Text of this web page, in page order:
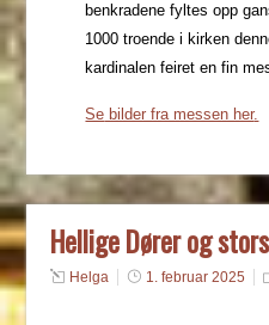
benkradene fyltes opp
1000 troende i kirken
kardinalen feiret en fin
Se bilder fra messen her.
Hellige Dører og
Helga 1. februar 2025